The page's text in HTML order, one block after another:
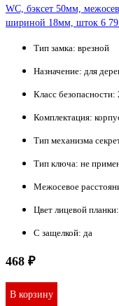
WC, бэксет 50мм,
шириной 18мм, шток 6
Тип замка: врезной
Назначение: для
Класс безопасности:
Комплектация:
Тип механизма
Тип ключа: не
Межосевое
Цвет лицевой планки:
С защелкой: да
468 ₽
В корзину